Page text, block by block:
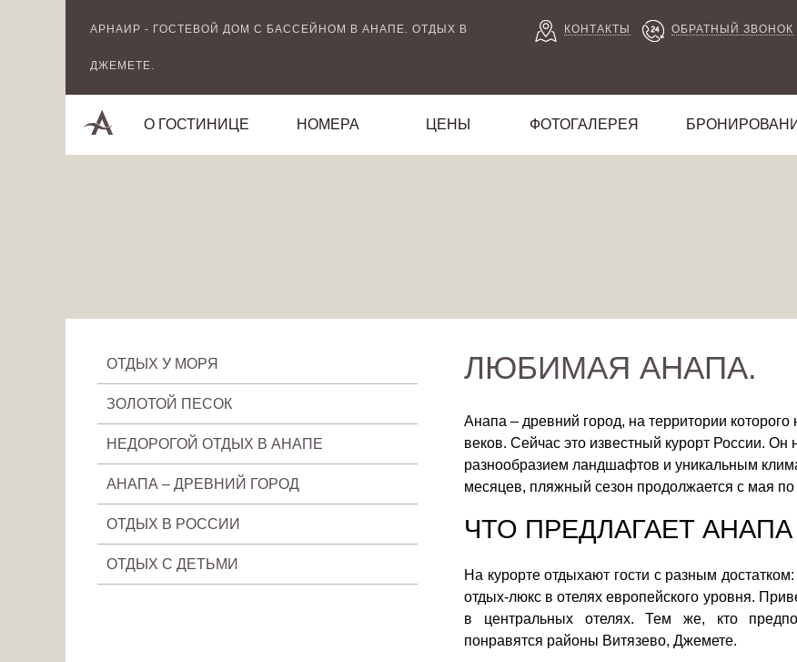
АРНАИР - ГОСТЕВОЙ ДОМ С БАССЕЙНОМ В АНАПЕ. ОТДЫХ В
ДЖЕМЕТЕ.
КОНТАКТЫ ОБРАТНЫЙ ЗВОНОК
О ГОСТИНИЦЕ НОМЕРА ЦЕНЫ ФОТОГАЛЕРЕЯ
ОТДЫХ У МОРЯ
ЗОЛОТОЙ ПЕСОК
НЕДОРОГОЙ ОТДЫХ В АНАПЕ
АНАПА – ДРЕВНИЙ ГОРОД
ОТДЫХ В РОССИИ
ОТДЫХ С ДЕТЬМИ
ЛЮБИМАЯ АНАПА.
Анапа – древний город, на территории
веков. Сейчас это известный курорт России.
разнообразием ландшафтов и уникальным
месяцев, пляжный сезон продолжается с мая по
ЧТО ПРЕДЛАГАЕТ
На курорте отдыхают гости с разным
отдых-люкс в отелях европейского уровня.
в центральных отелях. Тем же, кто
понравятся районы Витязево, Джемете.